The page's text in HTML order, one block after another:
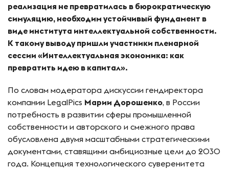
реализация не превратилась в бюрократическую
симуляцию, необходим устойчивый фундамент в
виде института интеллектуальной собственности.
К такому выводу пришли участники пленарной
сессии «Интеллектуальная экономика: как
превратить идею в капитал».
По словам модератора дискуссии гендиректора
компании LegalPics Марии Дорошенко, в России
потребность в развитии сферы промышленной
собственности и авторского и смежного права
обусловлена двумя масштабными стратегическими
документами, ставящими амбициозные цели до 2030
года. Концепция технологического суверенитета